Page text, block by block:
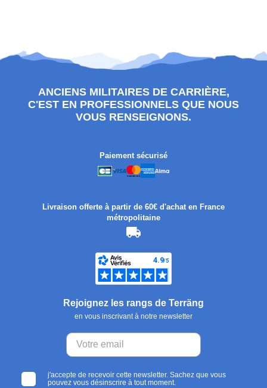
ANCIENS MILITAIRES DE CARRIÈRE,
C'EST EN PROFESSIONNELS QUE NOUS
VOUS RENSEIGNONS.
Paiement sécurisé
Livraison offerte à partir de 60€ d'achat en France
métropolitaine
Rejoignez les rangs de Terräng
en vous inscrivant à notre newsletter
j'accepte de recevoir cette newsletter. Sachez que vous
pouvez vous désinscrire à tout moment.